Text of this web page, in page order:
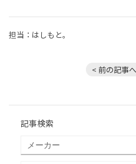
担当：はしもと。
< 前の記事へ
記事検索